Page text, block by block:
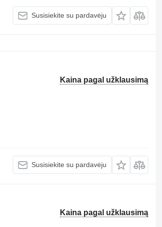
Susisiekite su pardavėju
Kaina pagal užklausimą
Susisiekite su pardavėju
Kaina pagal užklausimą